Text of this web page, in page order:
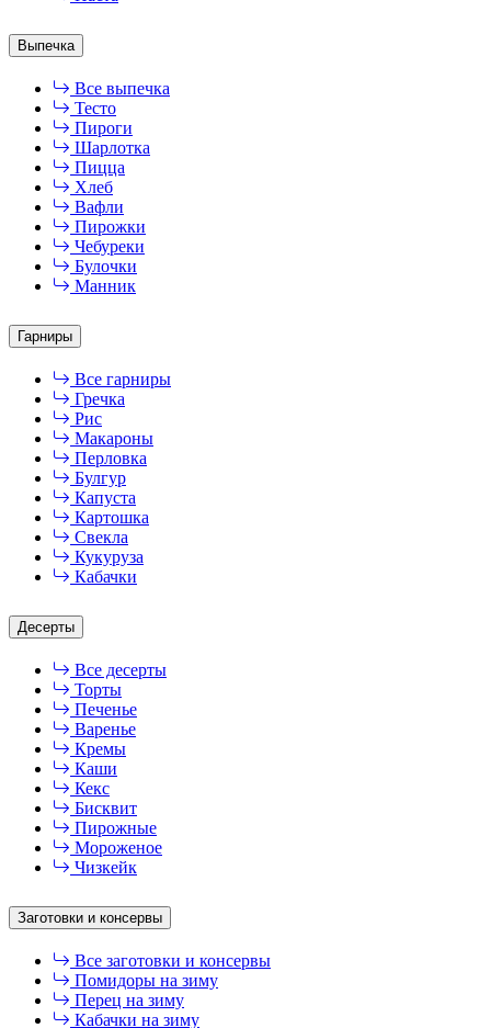
Выпечка
Все выпечка
Тесто
Пироги
Шарлотка
Пицца
Хлеб
Вафли
Пирожки
Чебуреки
Булочки
Манник
Гарниры
Все гарниры
Гречка
Рис
Макароны
Перловка
Булгур
Капуста
Картошка
Свекла
Кукуруза
Кабачки
Десерты
Все десерты
Торты
Печенье
Варенье
Кремы
Каши
Кекс
Бисквит
Пирожные
Мороженое
Чизкейк
Заготовки и консервы
Все заготовки и консервы
Помидоры на зиму
Перец на зиму
Кабачки на зиму